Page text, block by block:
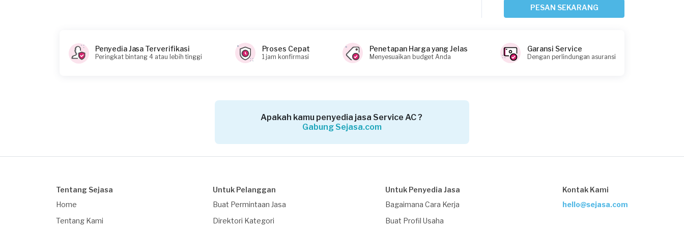
Bekasi Kota, Jawa Barat
Request Fulfilled
Reza Niko requested Service AC
PESAN SEKARANG
Penyedia Jasa Terverifikasi
Peringkat bintang 4 atau lebih tinggi
Proses Cepat
1 jam konfirmasi
Penetapan Harga yang Jelas
Menyesuaikan budget Anda
Garansi Service
Dengan perlindungan asuransi
Apakah kamu penyedia jasa Service AC ?
Gabung Sejasa.com
Tentang Sejasa
Home
Tentang Kami
Untuk Pelanggan
Buat Permintaan Jasa
Direktori Kategori
Untuk Penyedia Jasa
Bagaimana Cara Kerja
Buat Profil Usaha
Kontak Kami
hello@sejasa.com